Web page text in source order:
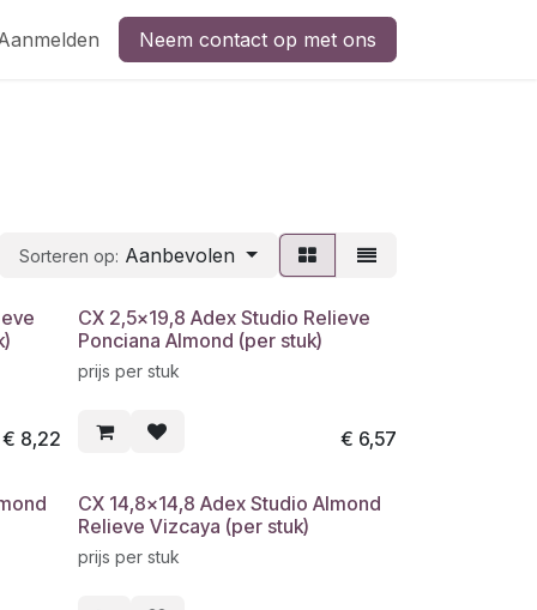
Neem contact op met ons
Sorteren op: Aanbevolen
€ 8,22
CX 2,5x19,8 Adex Studio Relieve
Ponciana Almond (per stuk)
prijs per stuk
€ 6,57
CX 14,8x14,8 Adex Studio Almond
Relieve Vizcaya (per stuk)
prijs per stuk